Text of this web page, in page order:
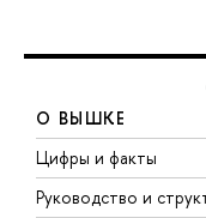
О ВЫШКЕ
Цифры и факты
Руководство и